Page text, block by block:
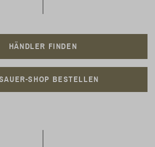
HÄNDLER FINDEN
SHOP BESTELLEN